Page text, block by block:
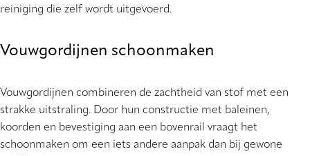
reiniging die zelf wordt uitgevoerd.
Vouwgordijnen schoonmaken
Vouwgordijnen combineren de zachtheid van stof met een
strakke uitstraling. Door hun constructie met baleinen,
koorden en bevestiging aan een bovenrail vraagt het
schoonmaken om een iets andere aanpak dan bij gewone